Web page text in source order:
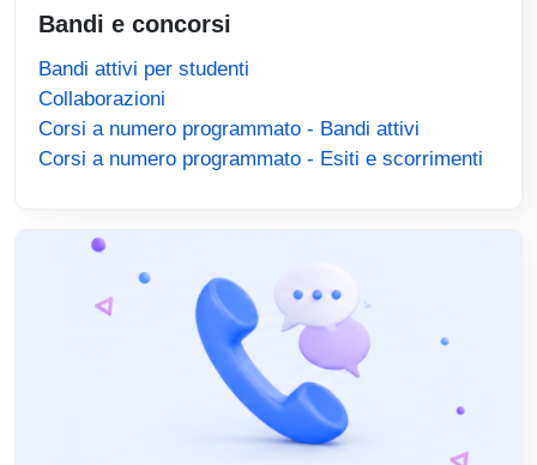
Bandi e concorsi
Bandi attivi per studenti
Collaborazioni
Corsi a numero programmato - Bandi attivi
Corsi a numero programmato - Esiti e scorrimenti